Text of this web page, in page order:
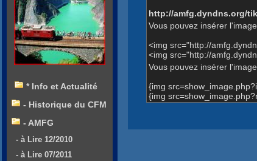
http://amfg.dyndns.org/
Vous pouvez insérer
<img src="http://
<img src="http://
Vous pouvez insérer
{img
{img
* Info et Actualité
- Historique du CFM
- AMFG
- à Lire 12/2010
- à Lire 07/2011